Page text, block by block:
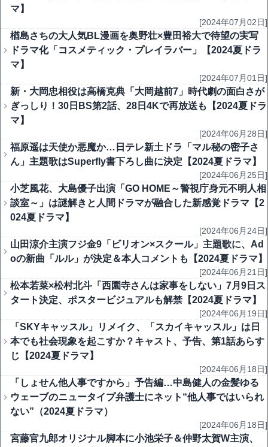
マ】
[2024年07月02日]
楢島さちの大人気BL漫画を奥野壮×豊田裕大で待望の実写
ドラマ化「コスメティック・プレイラバー」【2024夏ドラ
マ】
[2024年07月01日]
新・大岡忠相役は高橋克典「大岡越前7」時代劇の面白さが
ぎっしり！30日BS第2話、28日4Kで再放送も【2024夏ドラ
マ】
[2024年06月28日]
福原遥は天使か悪魔か…日テレ新土ドラ「マル秘の密子さ
ん」主題歌はSuperfly書下ろし曲に決定【2024夏ドラマ】
[2024年06月25日]
小芝風花、大島優子出演「GO HOME～警視庁身元不明人相
談室～」は謎解きと人間ドラマが融合した新感覚ドラマ【2
024夏ドラマ】
[2024年06月24日]
山田涼介主演フジ金9「ビリオン×スクール」主題歌に、Ad
oの新曲「ルル」が決定＆本人コメントも【2024夏ドラマ】
[2024年06月21日]
松本若菜×松村北斗「西園寺さんは家事をしない」7月9日ス
タート決定、ポスタービジュアルも解禁【2024夏ドラマ】
[2024年06月19日]
「SKYキャッスル」リメイク、「スカイキャッスル」は日
本でも社会現象を起こすか？キャスト、予告、第1話あらす
じ【2024夏ドラマ】
[2024年06月18日]
「しょせん他人事ですから」予告編…中島健人の金髪ゆる
ウェーブのニュータイプ弁護士にネット“他人事ではいられ
ない”（2024夏ドラマ）
[2024年06月18日]
宮藤官九郎オリジナル脚本に小池栄子＆仲野太賀W主演、